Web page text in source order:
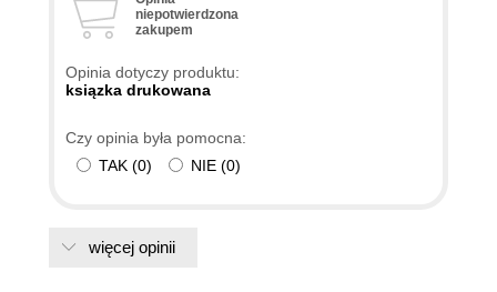
niepotwierdzona
zakupem
Opinia dotyczy produktu:
ksiązka drukowana
Czy opinia była pomocna:
TAK (0) NIE (0)
więcej opinii